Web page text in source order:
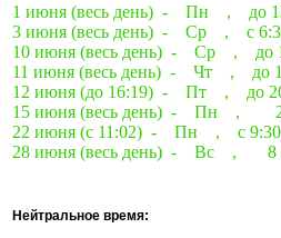
1 июня (весь день) - Пн , до
3 июня (весь день) - Ср , с
10 июня (весь день) - Ср , до
11 июня (весь день) - Чт , до
12 июня (до 16:19) - Пт , до
15 июня (весь день) - Пн ,
22 июня (с 11:02) - Пн , с
28 июня (весь день) - Вс , 8
Нейтральное время: